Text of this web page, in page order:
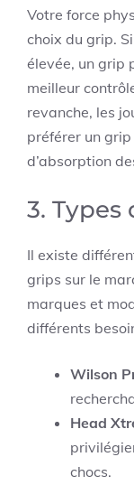
Votre force
choix du grip.
élevée, un grip
meilleur
revanche, les
préférer un
d’absorption
3. Types
Il existe
grips sur le
marques et
différents
Wilson
Head
chocs.